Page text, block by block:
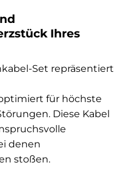
Ihres
Set repräsentiert
für höchste
Diese Kabel
denen
stoßen.